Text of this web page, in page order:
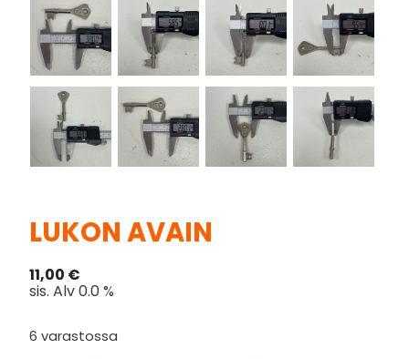
LUKON AVAIN
11,00 €
sis. Alv 0.0 %
6 varastossa